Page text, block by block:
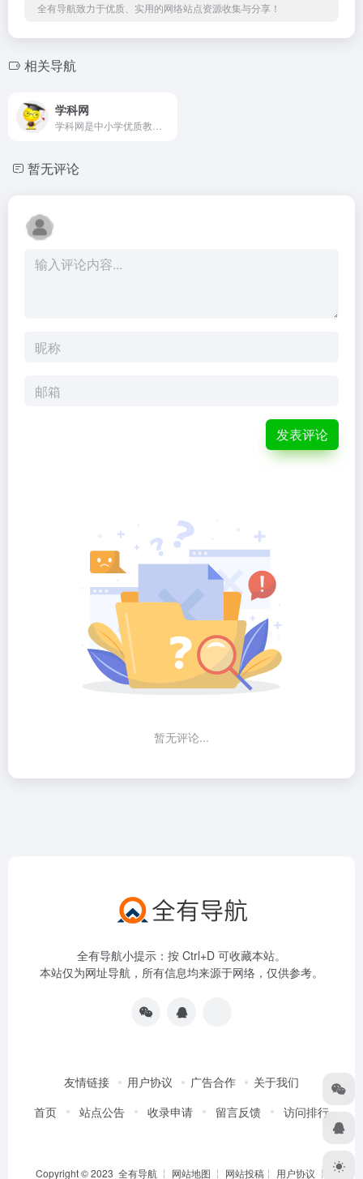
全有导航致力于优质、实用的网络站点资源收集与分享！
相关导航
学科网
暂无评论
发表评论
暂无评论...
全有导航小提示：按 Ctrl+D 可收藏本站。
本站仅为网址导航，所有信息均来源于网络，仅供参考。
友情链接 用户协议 广告合作
关于我们
首页
站点公告 收录申请 留言反馈 访问排行
Copyright © 2023 全有导航 ╎ 网站地图 ╎ 网站投稿 ╎ 用户协议 ╎